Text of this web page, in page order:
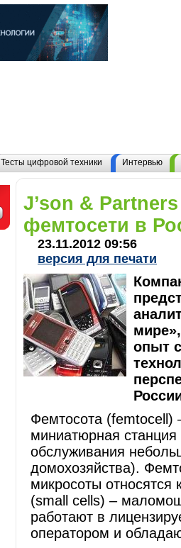
Тесты цифровой техники Интервью
J’son &
фемтосети в
23.11.2012 09:56
версия для печати
опыт
Фемтосота
миниатюрная
обслуживания
домохозяйства).
микросоты относятся
(small cells) –
работают в
оператором и